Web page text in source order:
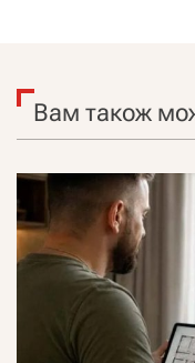
Вам також